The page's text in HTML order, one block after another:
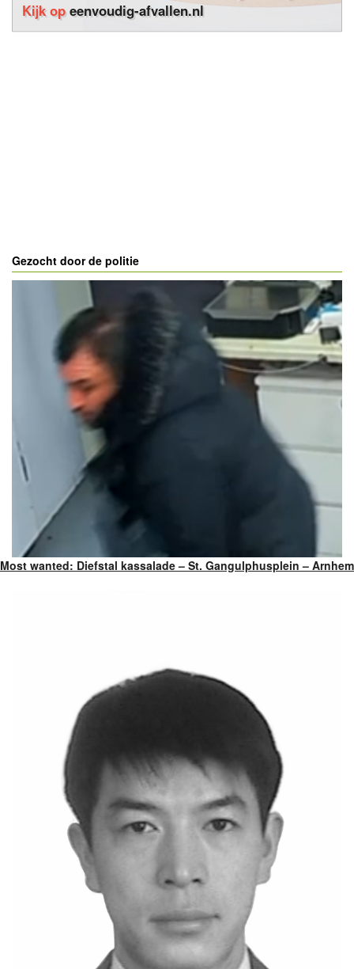
Kijk opeenvoudig-afvallen.nl
Gezocht door de politie
Most wanted: Diefstal kassalade – St. Gangulphusplein – Arnhem